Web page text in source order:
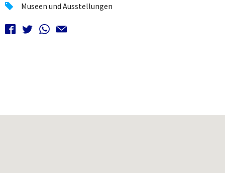
Museen und Ausstellungen